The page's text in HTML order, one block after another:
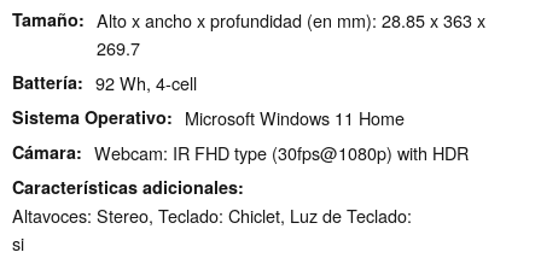
Tamaño
Alto x ancho x profundidad (en mm): 28.85 x 363 x
269.7
Battería 92 Wh, 4-cell
Sistema Operativo Microsoft Windows 11 Home
Cámara Webcam: IR FHD type (30fps@1080p) with HDR
Características adicionales
Altavoces: Stereo, Teclado: Chiclet, Luz de Teclado:
si